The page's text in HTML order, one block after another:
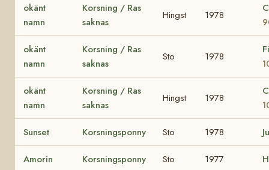
okänt
namn
Korsning / Ras
saknas
Hingst 1978
okänt
namn
Korsning / Ras
saknas
Sto 1978
okänt
namn
Korsning / Ras
saknas
Hingst 1978
Sunset Korsningsponny Sto 1978
Amorin Korsningsponny Sto 1977